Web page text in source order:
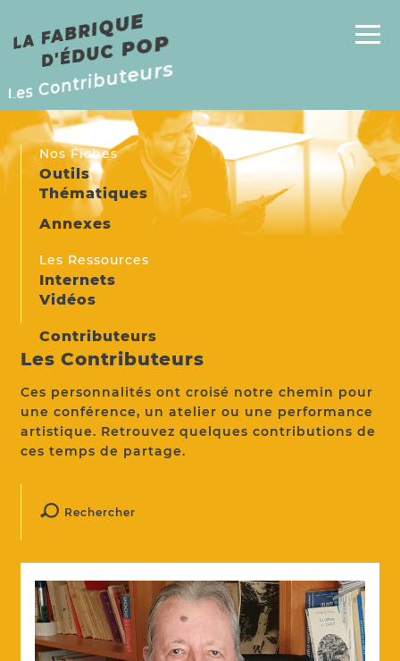
L
A
F
A
B
RI
Q
UE
D'
É
D
U
C
P
O P
Les Contributeurs
Les Contributeurs
Ces personnalités ont croisé notre chemin pour
une conférence, un atelier ou une performance
artistique. Retrouvez quelques contributions de
ces temps de partage.
Nos Fiches
Outils
Thématiques
Annexes
Les Ressources
Internets
Vidéos
Contributeurs
Rechercher